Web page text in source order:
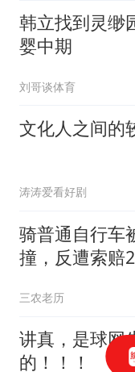
韩立找到灵缈
婴中期
刘哥谈体育
文化人之间的
涛涛爱看好剧
骑普通自行车
撞，反遭索赔
三农老历
讲真，是球网
的！！！